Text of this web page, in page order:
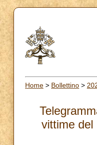
Home > Bollettino >
vittime del